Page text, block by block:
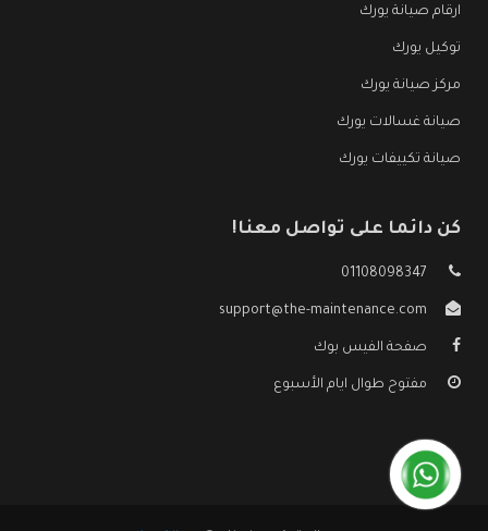
ارقام صيانة يورك
توكيل يورك
مركز صيانة يورك
صيانة غسالات يورك
صيانة تكييفات يورك
كن دائما على تواصل معنا!
01108098347
support@the-maintenance.com
صفحة الفيس بوك
مفتوح طوال ايام الأسبوع